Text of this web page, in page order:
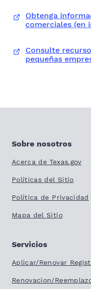
Obtenga
comerciales (en
Consulte
pequeñas
Sobre nosotros
Acerca de Texas.gov
Políticas del Sitio
Política de Privacidad
Mapa del Sitio
Servicios
Aplicar/Renovar
Renovacion/